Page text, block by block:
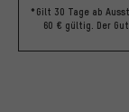
*Gilt 30 Tage ab
60 € gültig. Der